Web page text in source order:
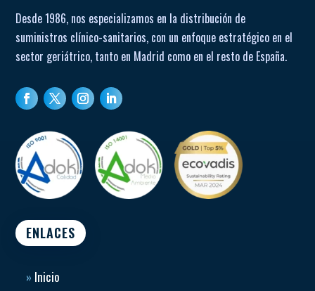
Desde 1986, nos especializamos en la distribución de
suministros clínico-sanitarios, con un enfoque estratégico en el
sector geriátrico, tanto en Madrid como en el resto de España.
ENLACES
» Inicio